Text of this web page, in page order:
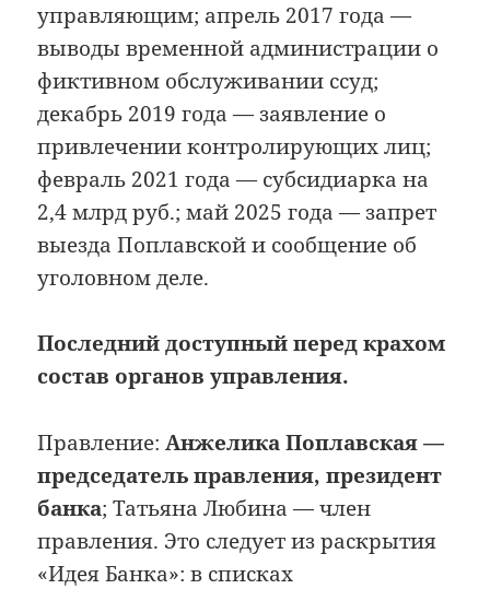
управляющим; апрель 2017 года —
выводы временной администрации о
фиктивном обслуживании ссуд;
декабрь 2019 года — заявление о
привлечении контролирующих лиц;
февраль 2021 года — субсидиарка на
2,4 млрд руб.; май 2025 года — запрет
выезда Поплавской и сообщение об
уголовном деле.
Последний доступный перед крахом
состав органов управления.
Правление:Анжелика Поплавская —
председатель правления, президент
банка; Татьяна Любина — член
правления. Это следует из раскрытия
«Идея Банка»: в списках